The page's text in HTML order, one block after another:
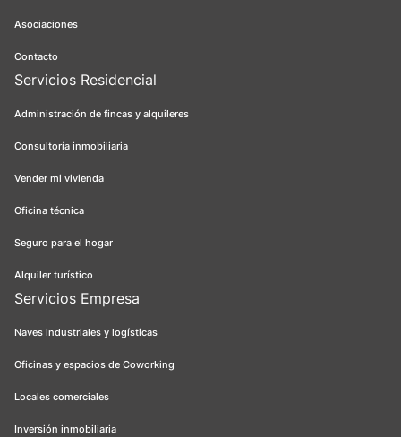
Asociaciones
Contacto
Servicios Residencial
Administración de fincas y alquileres
Consultoría inmobiliaria
Vender mi vivienda
Oficina técnica
Seguro para el hogar
Alquiler turístico
Servicios Empresa
Naves industriales y logísticas
Oficinas y espacios de Coworking
Locales comerciales
Inversión inmobiliaria